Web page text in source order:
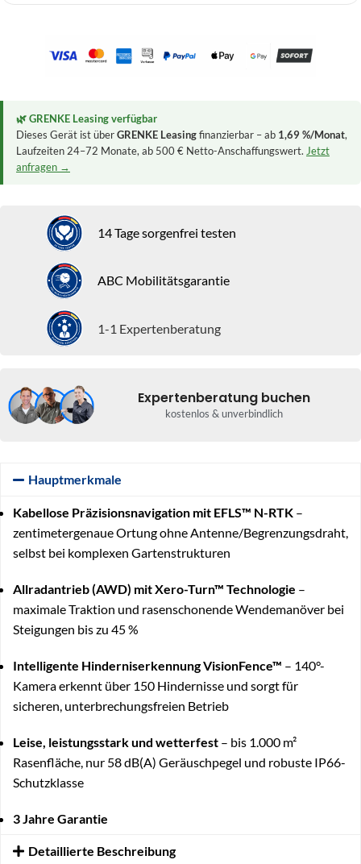
🌿 GRENKE Leasing verfügbar
Dieses Gerät ist überGRENKE Leasingfinanzierbar – ab 1,69 %/Monat,
Laufzeiten 24–72 Monate, ab 500 € Netto-Anschaffungswert. Jetzt
anfragen →
14 Tage sorgenfrei testen
ABC Mobilitätsgarantie
1-1 Expertenberatung
Expertenberatung buchen
kostenlos & unverbindlich
Hauptmerkmale
Kabellose Präzisionsnavigation mit EFLS™ N-RTK –
zentimetergenaue Ortung ohne Antenne/Begrenzungsdraht,
selbst bei komplexen Gartenstrukturen
Allradantrieb (AWD) mit Xero-Turn™ Technologie –
maximale Traktion und rasenschonende Wendemanöver bei
Steigungen bis zu 45 %
Intelligente Hinderniserkennung VisionFence™ – 140°-
Kamera erkennt über 150 Hindernisse und sorgt für
sicheren, unterbrechungsfreien Betrieb
Leise, leistungsstark und wetterfest – bis 1.000 m²
Rasenfläche, nur 58 dB(A) Geräuschpegel und robuste IP66-
Schutzklasse
3 Jahre Garantie
Detaillierte Beschreibung